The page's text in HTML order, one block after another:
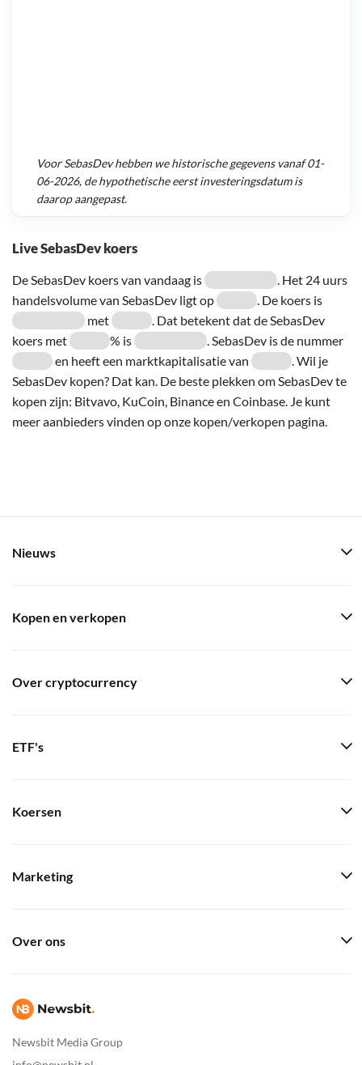
Live SebasDev koers
De SebasDev koers van vandaag is
. Het 24 uurs
handelsvolume van SebasDev ligt op
. De koers is
met
. Dat betekent dat de SebasDev
koers met
% is
. SebasDev is de nummer
en heeft een marktkapitalisatie van
. Wil je
SebasDev kopen? Dat kan. De beste plekken om SebasDev te
kopen zijn: Bitvavo, KuCoin, Binance en Coinbase. Je kunt
meer aanbieders vinden op onze kopen/verkopen pagina.
VoorSebasDevhebben we historische gegevens vanaf01-
06-2026, de hypothetische eerst investeringsdatum is
daarop aangepast.
Newsbit Media Group
Nieuws
Kopen en verkopen
Over cryptocurrency
ETF's
Koersen
Marketing
Over ons